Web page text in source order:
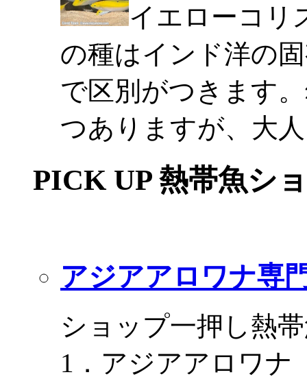
イエローコリ
の種はインド洋の
で区別がつきます
つありますが、大
PICK UP 熱帯魚シ
アジアアロワナ専
ショップ一押し熱
1．アジアアロワ